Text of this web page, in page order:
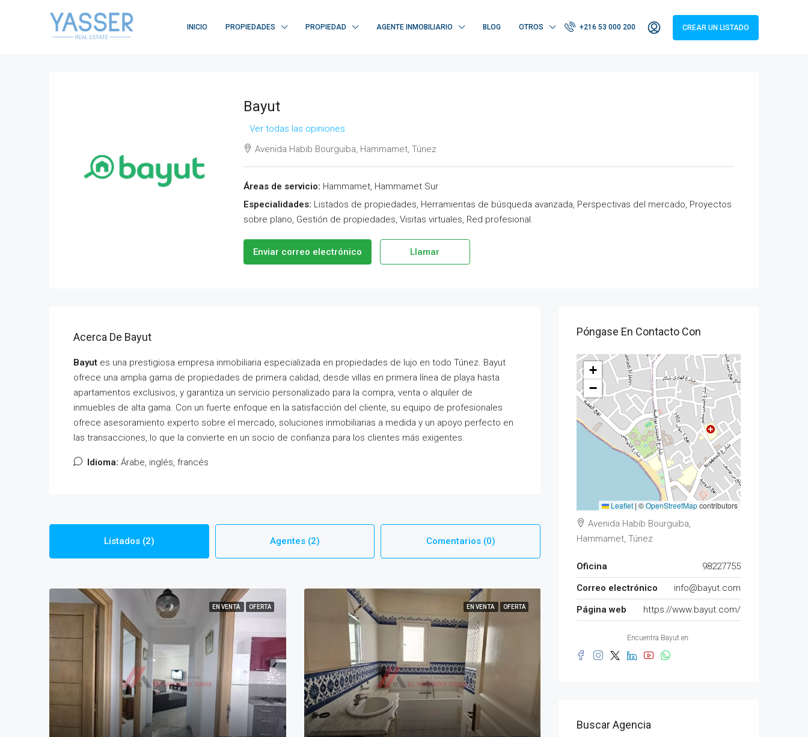
INICIO PROPIEDADES PROPIEDAD AGENTE INMOBILIARIO BLOG OTROS +216 53 000 200 CREAR UN LISTADO
Bayut
Ver todas las opiniones
Avenida Habib Bourguiba, Hammamet, Túnez
Áreas de servicio: Hammamet, Hammamet Sur
Especialidades: Listados de propiedades, Herramientas de búsqueda avanzada, Perspectivas del mercado, Proyectos
sobre plano, Gestión de propiedades, Visitas virtuales, Red profesional.
Enviar correo electrónico Llamar
Acerca De Bayut
Bayut es una prestigiosa empresa inmobiliaria especializada en propiedades de lujo en todo Túnez. Bayut
ofrece una amplia gama de propiedades de primera calidad, desde villas en primera línea de playa hasta
apartamentos exclusivos, y garantiza un servicio personalizado para la compra, venta o alquiler de
inmuebles de alta gama. Con un fuerte enfoque en la satisfacción del cliente, su equipo de profesionales
ofrece asesoramiento experto sobre el mercado, soluciones inmobiliarias a medida y un apoyo perfecto en
las transacciones, lo que la convierte en un socio de confianza para los clientes más exigentes.
Idioma: Árabe, inglés, francés
Listados (2) Agentes (2) Comentarios (0)
EN VENTA OFERTA EN VENTA OFERTA
Póngase En Contacto Con
+
−
Leaflet | ©OpenStreetMapcontributors
Avenida Habib Bourguiba,
Hammamet, Túnez
Oficina
98227755
Correo electrónico
info@bayut.com
Página web
https://www.bayut.com/
Encuentra Bayut en:
Buscar Agencia